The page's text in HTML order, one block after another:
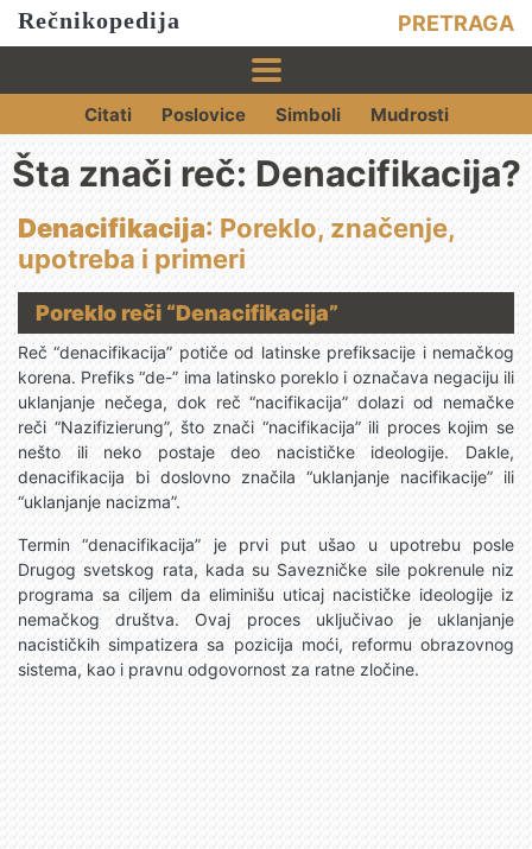
Rečnikopedija PRETRAGA
Citati Poslovice Simboli Mudrosti
Šta znači reč: Denacifikacija?
Denacifikacija: Poreklo, značenje,
upotreba i primeri
Poreklo reči “Denacifikacija”
Reč “denacifikacija” potiče od latinske prefiksacije i nemačkog
korena. Prefiks “de-” ima latinsko poreklo i označava negaciju ili
uklanjanje nečega, dok reč “nacifikacija” dolazi od nemačke
reči “Nazifizierung”, što znači “nacifikacija” ili proces kojim se
nešto ili neko postaje deo nacističke ideologije. Dakle,
denacifikacija bi doslovno značila “uklanjanje nacifikacije” ili
“uklanjanje nacizma”.
Termin “denacifikacija” je prvi put ušao u upotrebu posle
Drugog svetskog rata, kada su Savezničke sile pokrenule niz
programa sa ciljem da eliminišu uticaj nacističke ideologije iz
nemačkog društva. Ovaj proces uključivao je uklanjanje
nacističkih simpatizera sa pozicija moći, reformu obrazovnog
sistema, kao i pravnu odgovornost za ratne zločine.